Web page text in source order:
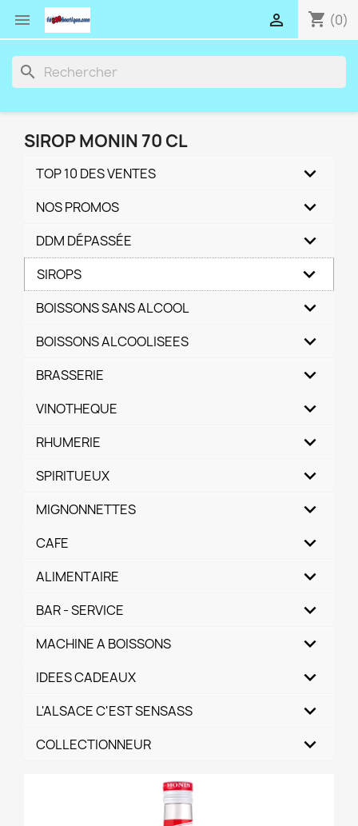
 shopping_cart (0)

search
SIROP MONIN 70 CL
TOP 10 DES VENTES
NOS PROMOS
DDM DÉPASSÉE
SIROPS
BOISSONS SANS ALCOOL
BOISSONS ALCOOLISEES
BRASSERIE
VINOTHEQUE
RHUMERIE
SPIRITUEUX
MIGNONNETTES
CAFE
ALIMENTAIRE
BAR - SERVICE
MACHINE A BOISSONS
IDEES CADEAUX
L'ALSACE C'EST SENSASS
COLLECTIONNEUR